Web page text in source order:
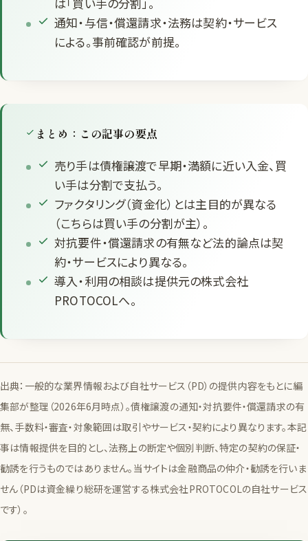
通知・与信・償還請求・法務は契約・サービス
による。事前確認が前提。
まとめ：この記事の要点
売り手は債権譲渡で早期・満額に近い入金、買
い手は分割で支払う。
ファクタリング（資金化）とは主目的が異なる
（こちらは買い手の分割が主）。
対抗要件・償還請求の有無など法的論点は契
約・サービスにより異なる。
導入・利用の相談は提供元の株式会社
PROTOCOLへ。
出典：一般的な業界情報および自社サービス（PD）の提供内容をもとに編
集部が整理（2026年6月時点）。債権譲渡の通知・対抗要件・償還請求の有
無、手数料・審査・対象範囲は取引やサービス・契約により異なります。本記
事は情報提供を目的とし、法務上の断定や個別判断、特定の契約の保証・
勧誘を行うものではありません。当サイトは金融商品の仲介・勧誘を行いま
せん（PDは資金繰り総研を運営する株式会社PROTOCOLの自社サービス
です）。